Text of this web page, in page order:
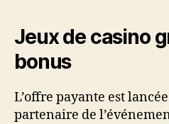
Jeux de casino
bonus
L’offre payante est
partenaire de